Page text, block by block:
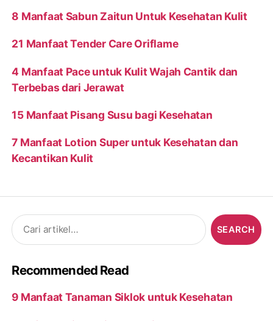
8 Manfaat Sabun Zaitun Untuk Kesehatan Kulit
21 Manfaat Tender Care Oriflame
4 Manfaat Pace untuk Kulit Wajah Cantik dan
Terbebas dari Jerawat
15 Manfaat Pisang Susu bagi Kesehatan
7 Manfaat Lotion Super untuk Kesehatan dan
Kecantikan Kulit
Search
for:
Recommended Read
9 Manfaat Tanaman Siklok untuk Kesehatan